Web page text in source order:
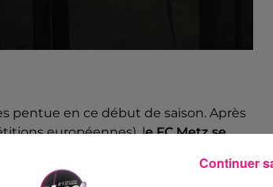
pentue en ce début de saison. Après
européennes), le FC Metz se
son bouillant public.
Continuer